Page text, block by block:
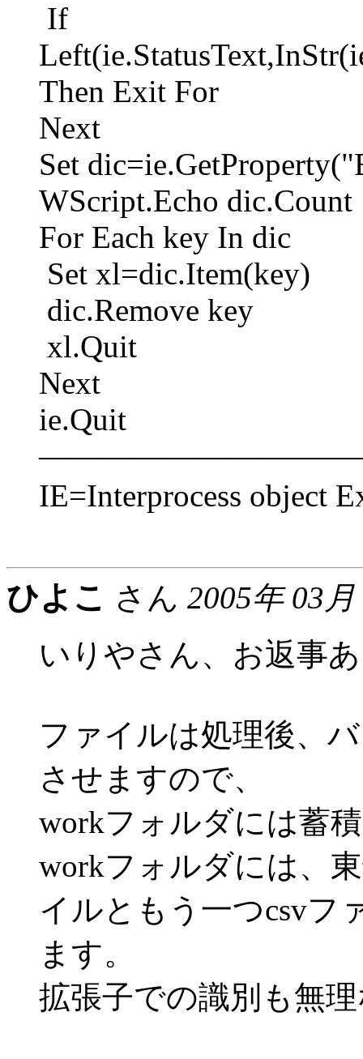
If
Then Exit For
Next
Set
WScript.Echo dic.Count
For Each key In dic
Set xl=dic.Item(key)
dic.Remove key
xl.Quit
Next
ie.Quit
IE=Interprocess object
ひよこ さん 2005年 03
いりやさん、お返事
ファイルは処理後、
させますので、
workフォルダには蓄
workフォルダには、
イルともう一つcsvフ
ます。
拡張子での識別も無